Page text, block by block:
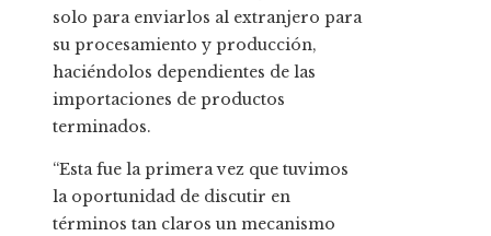
solo para enviarlos al extranjero para
su procesamiento y producción,
haciéndolos dependientes de las
importaciones de productos
terminados.
“Esta fue la primera vez que tuvimos
la oportunidad de discutir en
términos tan claros un mecanismo